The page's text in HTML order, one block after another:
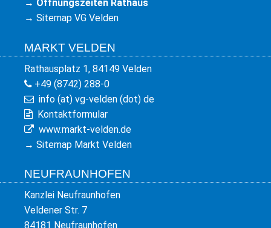
→ Öffnungszeiten Rathaus
→ Sitemap VG Velden
MARKT VELDEN
Rathausplatz 1, 84149 Velden
+49 (8742) 288-0
info (at) vg-velden (dot) de
Kontaktformular
www.markt-velden.de
→ Sitemap Markt Velden
NEUFRAUNHOFEN
Kanzlei Neufraunhofen
Veldener Str. 7
84181 Neufraunhofen